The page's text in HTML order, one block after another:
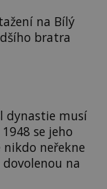
na Bílý
bratra
dynastie musí
se jeho
nikdo neřekne
na